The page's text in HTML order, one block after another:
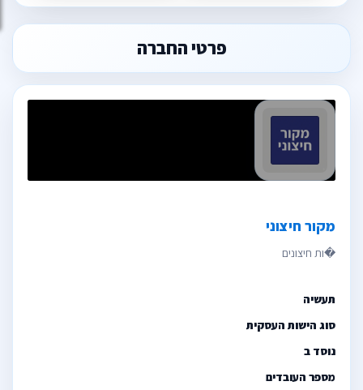
פרטי החברה
מקור חיצוני
תעשיה
סוג הישות העסקית
נוסד ב
מספר העובדים